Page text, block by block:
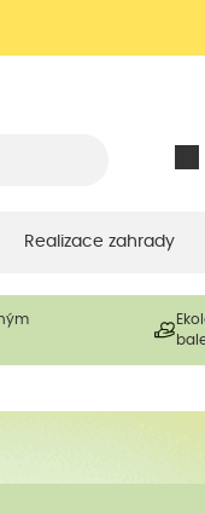
Realizace zahrady